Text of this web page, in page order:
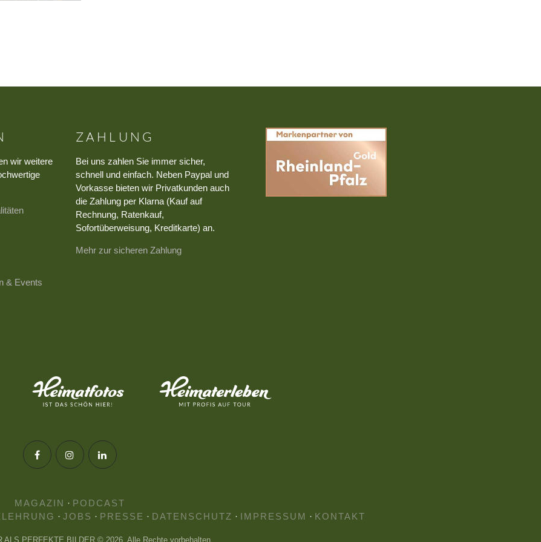
wir weitere
& Events
ZAHLUNG
Bei uns zahlen Sie immer sicher,
schnell und einfach. Neben Paypal und
Vorkasse bieten wir Privatkunden auch
die Zahlung per Klarna (Kauf auf
Rechnung, Ratenkauf,
Sofortüberweisung, Kreditkarte) an.
Mehr zur sicheren Zahlung
MAGAZIN · PODCAST
· JOBS · PRESSE · DATENSCHUTZ · IMPRESSUM · KONTAKT
ALS PERFEKTE BILDER © 2026. Alle Rechte vorbehalten.